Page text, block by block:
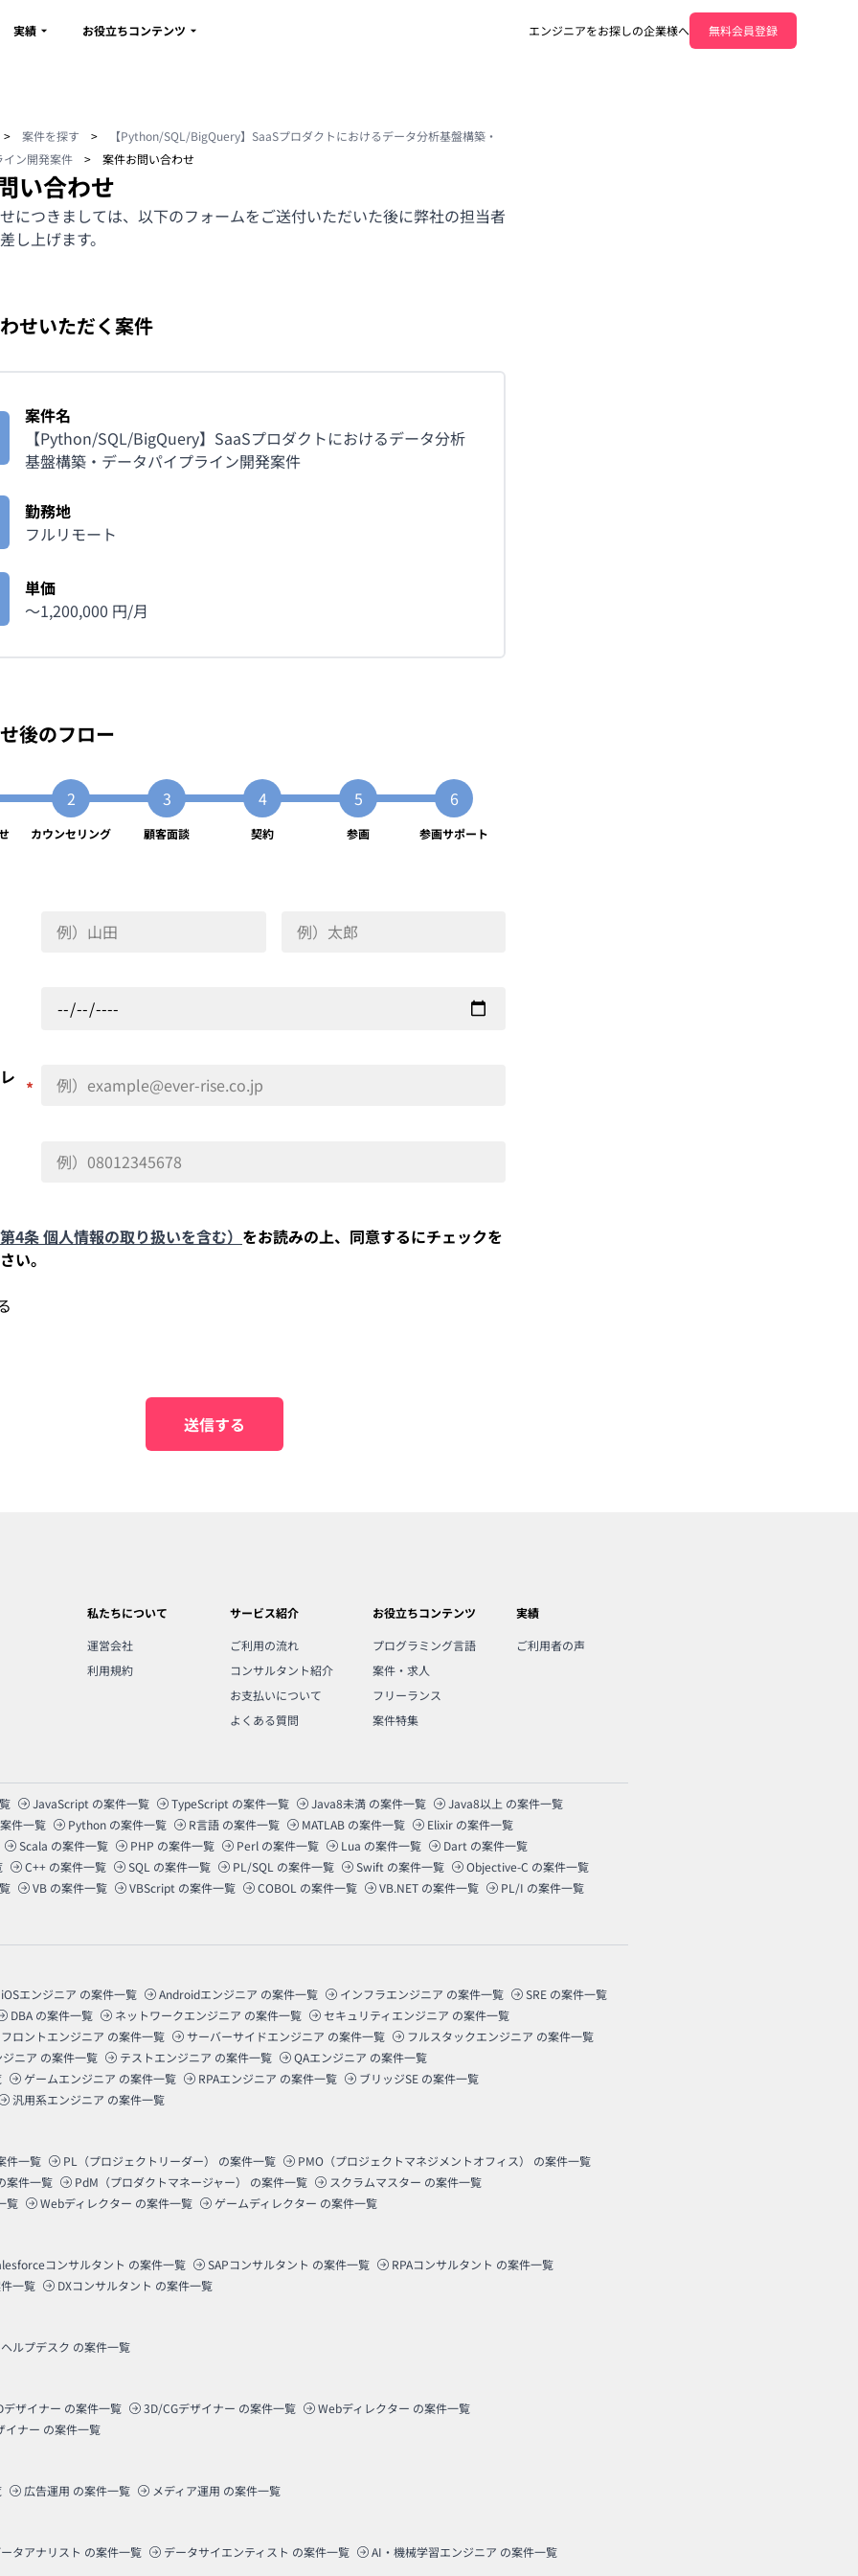
実績 お役立ちコンテンツ エンジニアをお探しの企業様へ 無料会員登録
> 案件を探す >
【Python/SQL/BigQuery】SaaSプロダクトにおけるデータ分析基盤構築・
ン開発案件
> 案件お問い合わせ
い合わせ
につきましては、以下のフォームをご送付いただいた後に弊社の担当者
し上げます。
せいただく案件
案件名
【Python/SQL/BigQuery】SaaSプロダクトにおけるデータ分析
基盤構築・データパイプライン開発案件
勤務地
フルリモート
単価
〜1,200,000 円/月
後のフロー
カウンセリング 顧客面談 契約 参画 参画サポート
*
4条 個人情報の取り扱いを含む） をお読みの上、同意するにチェックを
い。
送信する
私たちについて
運営会社
利用規約
サービス紹介
ご利用の流れ
コンサルタント紹介
お支払いについて
よくある質問
お役立ちコンテンツ
プログラミング言語
案件・求人
フリーランス
案件特集
実績
ご利用者の声
JavaScript の案件一覧 TypeScript の案件一覧 Java8未満 の案件一覧 Java8以上 の案件一覧
件一覧
Python の案件一覧 R言語 の案件一覧 MATLAB の案件一覧 Elixir の案件一覧
Scala の案件一覧 PHP の案件一覧 Perl の案件一覧 Lua の案件一覧 Dart の案件一覧
C++ の案件一覧 SQL の案件一覧 PL/SQL の案件一覧 Swift の案件一覧 Objective-C の案件一覧
VB の案件一覧 VBScript の案件一覧 COBOL の案件一覧 VB.NET の案件一覧 PL/I の案件一覧
iOSエンジニア の案件一覧 Androidエンジニア の案件一覧 インフラエンジニア の案件一覧 SRE の案件一覧
DBA の案件一覧 ネットワークエンジニア の案件一覧 セキュリティエンジニア の案件一覧
フロントエンジニア の案件一覧 サーバーサイドエンジニア の案件一覧 フルスタックエンジニア の案件一覧
ニア の案件一覧 テストエンジニア の案件一覧 QAエンジニア の案件一覧
ゲームエンジニア の案件一覧 RPAエンジニア の案件一覧 ブリッジSE の案件一覧
汎用系エンジニア の案件一覧
件一覧 PL（プロジェクトリーダー） の案件一覧 PMO（プロジェクトマネジメントオフィス）
の案件一覧
案件一覧
PdM（プロダクトマネージャー） の案件一覧 スクラムマスター の案件一覧
覧
Webディレクター の案件一覧 ゲームディレクター の案件一覧
コンサルタント の案件一覧 SAPコンサルタント の案件一覧 RPAコンサルタント の案件一覧
一覧
DXコンサルタント の案件一覧
ヘルプデスク の案件一覧
デザイナー の案件一覧 3D/CGデザイナー の案件一覧 Webディレクター の案件一覧
イナー の案件一覧
広告運用 の案件一覧 メディア運用 の案件一覧
タアナリスト の案件一覧 データサイエンティスト の案件一覧 AI・機械学習エンジニア の案件一覧